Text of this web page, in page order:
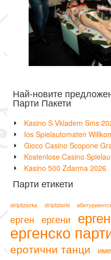
Най-новите
Парти Пакети
Kasino S Vkladem Sms
Ios Spielautomaten
Gioco Casino Scopone
Kostenlose Casino
Kasino 500 Zdarma 2026
Парти етикети
striptiziorka striptiziorki
ерген ергени
ергенско
еротични танци